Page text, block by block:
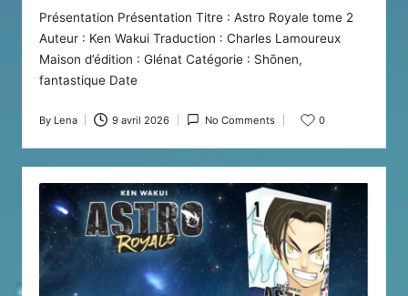
Présentation Présentation Titre : Astro Royale tome 2
Auteur : Ken Wakui Traduction : Charles Lamoureux
Maison d’édition : Glénat Catégorie : Shōnen,
fantastique Date
Posted
by
By Lena 9 avril 2026 No Comments 0